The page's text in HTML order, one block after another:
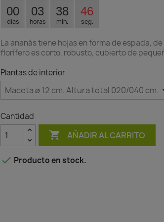
00
días
03
horas
38
min.
45
seg.
La ananás tiene hojas en forma de espada,
florífero es corto, robusto, cubierto de
Plantas de interior
Cantidad
 AÑADIR AL CARRITO
 Producto en stock.